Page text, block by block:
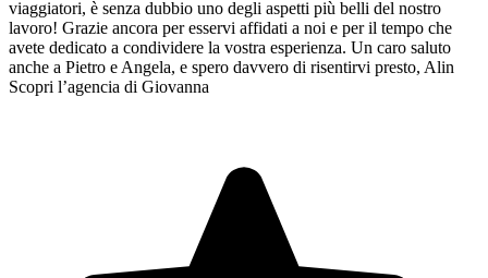
viaggiatori, è senza dubbio uno degli aspetti più belli del nostro
lavoro! Grazie ancora per esservi affidati a noi e per il tempo che
avete dedicato a condividere la vostra esperienza. Un caro saluto
anche a Pietro e Angela, e spero davvero di risentirvi presto, Alin
Scopri l’agencia di Giovanna